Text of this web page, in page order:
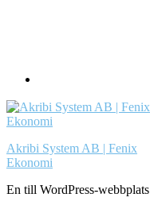
Akribi System AB | Fenix
Ekonomi
En till WordPress-webbplats